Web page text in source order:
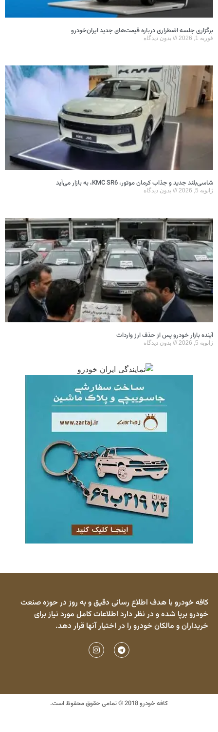
برگزاری جلسه اضطراری درباره قیمت‌های جدید ایران‌خودرو
فوریه 1, 2026 بدون دیدگاه
شاسی‌بلند جدید و جذاب کرمان موتور، KMC SR6، به بازار می‌آید
ژانویه 5, 2026 بدون دیدگاه
آینده بازار خودرو پس از حذف ارز واردات
ژانویه 5, 2026 بدون دیدگاه
کافه خودرو با هدف اطلاع رسانی دقیق و به روز در حوزه صنعت
خودرو برپا شده و در نظر دارد اطلاعات کامل مورد نیاز برای
خریداران و مالکان خودرو را در اختیار آنها قرار دهد.
کافه خودرو 2018 © تمامی حقوق محفوظ است.